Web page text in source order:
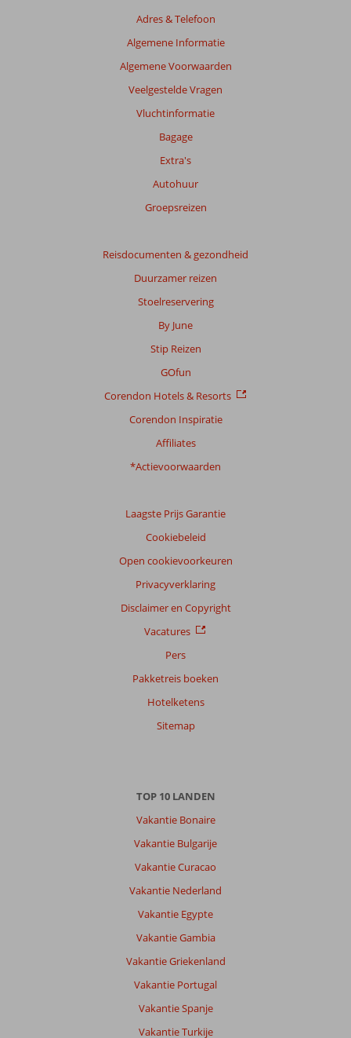
Adres & Telefoon
Algemene Informatie
Algemene Voorwaarden
Veelgestelde Vragen
Vluchtinformatie
Bagage
Extra's
Autohuur
Groepsreizen
Reisdocumenten & gezondheid
Duurzamer reizen
Stoelreservering
By June
Stip Reizen
GOfun
Corendon Hotels & Resorts
Corendon Inspiratie
Affiliates
*Actievoorwaarden
Laagste Prijs Garantie
Cookiebeleid
Open cookievoorkeuren
Privacyverklaring
Disclaimer en Copyright
Vacatures
Pers
Pakketreis boeken
Hotelketens
Sitemap
TOP 10 LANDEN
Vakantie Bonaire
Vakantie Bulgarije
Vakantie Curacao
Vakantie Nederland
Vakantie Egypte
Vakantie Gambia
Vakantie Griekenland
Vakantie Portugal
Vakantie Spanje
Vakantie Turkije